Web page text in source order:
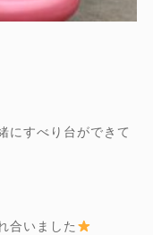
にすべり台ができて
合いました